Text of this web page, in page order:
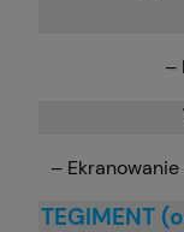
–
–
TEGIMENT